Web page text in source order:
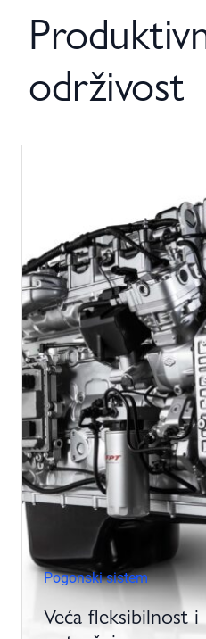
održivost
Pogonski sistem
Veća fleksibilnost i